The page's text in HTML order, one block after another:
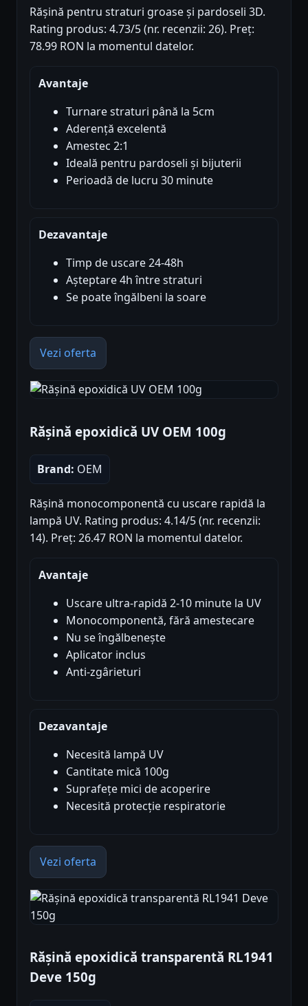
Rășină pentru straturi groase și pardoseli 3D.
Rating produs: 4.73/5 (nr. recenzii: 26). Preț:
78.99 RON la momentul datelor.
Avantaje
Turnare straturi până la 5cm
Aderență excelentă
Amestec 2:1
Ideală pentru pardoseli și bijuterii
Perioadă de lucru 30 minute
Dezavantaje
Timp de uscare 24-48h
Așteptare 4h între straturi
Se poate îngălbeni la soare
Vezi oferta
Rășină epoxidică UV OEM 100g
Brand: OEM
Rășină monocomponentă cu uscare rapidă la
lampă UV. Rating produs: 4.14/5 (nr. recenzii:
14). Preț: 26.47 RON la momentul datelor.
Avantaje
Uscare ultra-rapidă 2-10 minute la UV
Monocomponentă, fără amestecare
Nu se îngălbenește
Aplicator inclus
Anti-zgârieturi
Dezavantaje
Necesită lampă UV
Cantitate mică 100g
Suprafețe mici de acoperire
Necesită protecție respiratorie
Vezi oferta
Rășină epoxidică transparentă RL1941
Deve 150g